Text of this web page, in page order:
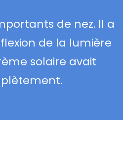
de nez. Il a
de la lumière
solaire avait